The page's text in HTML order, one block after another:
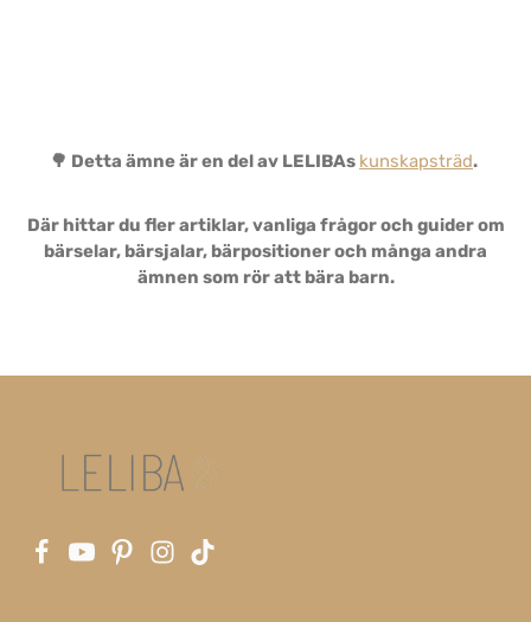
🌳 Detta ämne är en del av LELIBAs kunskapsträd.
Där hittar du fler artiklar, vanliga frågor och guider om
bärselar, bärsjalar, bärpositioner och många andra
ämnen som rör att bära barn.